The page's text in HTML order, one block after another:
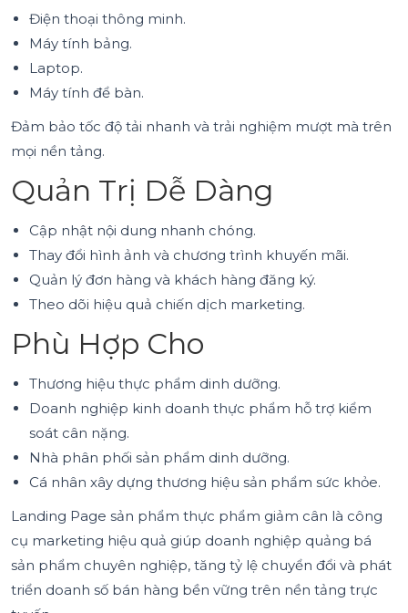
Điện thoại thông minh.
Máy tính bảng.
Laptop.
Máy tính để bàn.
Đảm bảo tốc độ tải nhanh và trải nghiệm mượt mà trên
mọi nền tảng.
Quản Trị Dễ Dàng
Cập nhật nội dung nhanh chóng.
Thay đổi hình ảnh và chương trình khuyến mãi.
Quản lý đơn hàng và khách hàng đăng ký.
Theo dõi hiệu quả chiến dịch marketing.
Phù Hợp Cho
Thương hiệu thực phẩm dinh dưỡng.
Doanh nghiệp kinh doanh thực phẩm hỗ trợ kiểm
soát cân nặng.
Nhà phân phối sản phẩm dinh dưỡng.
Cá nhân xây dựng thương hiệu sản phẩm sức khỏe.
Landing Page sản phẩm thực phẩm giảm cân là công
cụ marketing hiệu quả giúp doanh nghiệp quảng bá
sản phẩm chuyên nghiệp, tăng tỷ lệ chuyển đổi và phát
triển doanh số bán hàng bền vững trên nền tảng trực